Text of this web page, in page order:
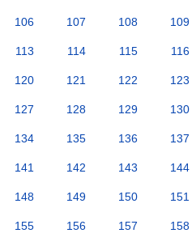
106 107 108 109
113 114 115 116
120 121 122 123
127 128 129 130
134 135 136 137
141 142 143 144
148 149 150 151
155 156 157 158